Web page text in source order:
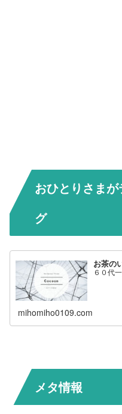
おひとりさま
グ
お茶の
６０代
mihomiho0109.com
メタ情報